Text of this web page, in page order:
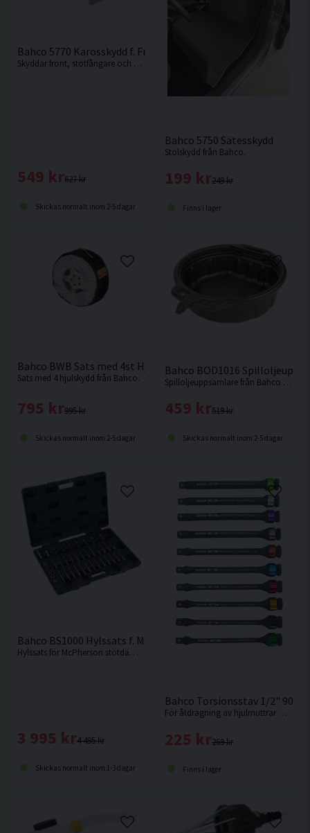
Bahco 5770 Karosskydd f. Front & Skärmar
Skyddar front, stötfångare och skärmar och minskar risken för skador på fordonskarossen.
627 kr
549 kr
Skickas normalt inom 2-5 dagar
Bahco 5750 Sätesskydd
Stolskydd från Bahco.
249 kr
199 kr
Finns i lager
Bahco BWB Sats med 4st Hjulskydd
Sats med 4 hjulskydd från Bahco.
995 kr
795 kr
Skickas normalt inom 2-5 dagar
Bahco BOD1016
Spilloljeuppsamlare från Bahco som underlättar ditt oljebyte genom att minska risken för spill.
519 kr
459 kr
Skickas normalt inom 2-5 dagar
Bahco BS1000 Hylssats f. McPherson Stötdämpare 39 delar
Hylssats för McPherson stötdämpare från Bahco.
4 495 kr
3 995 kr
Skickas normalt inom 1-3 dagar
Bahco Torsionsstav 1/2" 90-
För åtdragning av hjulmuttrar med en mutterdragare utan att överskrida rekommenderat vridmoment. Välj styrka i rullmenyn.
269 kr
225 kr
Finns i lager